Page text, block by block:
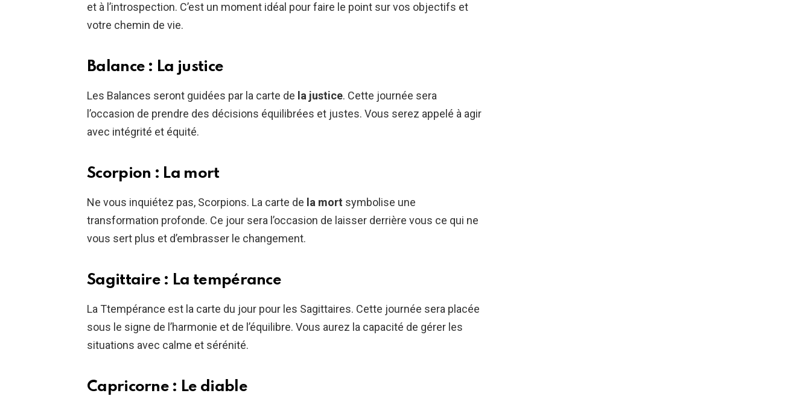
et à l’introspection. C’est un moment idéal pour faire le point sur vos objectifs et
votre chemin de vie.
Balance : La justice
Les Balances seront guidées par la carte de la justice. Cette journée sera
l’occasion de prendre des décisions équilibrées et justes. Vous serez appelé à agir
avec intégrité et équité.
Scorpion : La mort
Ne vous inquiétez pas, Scorpions. La carte de la mort symbolise une
transformation profonde. Ce jour sera l’occasion de laisser derrière vous ce qui ne
vous sert plus et d’embrasser le changement.
Sagittaire : La tempérance
La Ttempérance est la carte du jour pour les Sagittaires. Cette journée sera placée
sous le signe de l’harmonie et de l’équilibre. Vous aurez la capacité de gérer les
situations avec calme et sérénité.
Capricorne : Le diable